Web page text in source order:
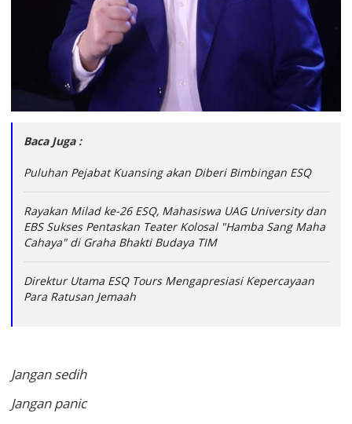
Baca Juga :
Puluhan Pejabat Kuansing akan Diberi Bimbingan ESQ
Rayakan Milad ke-26 ESQ, Mahasiswa UAG University dan
EBS Sukses Pentaskan Teater Kolosal "Hamba Sang Maha
Cahaya" di Graha Bhakti Budaya TIM
Direktur Utama ESQ Tours Mengapresiasi Kepercayaan
Para Ratusan Jemaah
Jangan sedih
Jangan panic